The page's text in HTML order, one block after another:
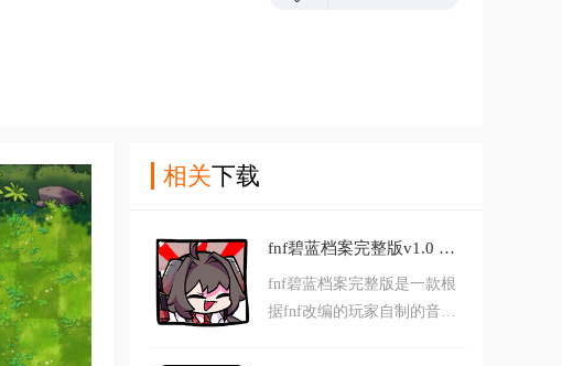
相关下载
fnf碧蓝档案完整版v1.0 手机版
fnf碧蓝档案完整版是一款根
据fnf改编的玩家自制的音乐